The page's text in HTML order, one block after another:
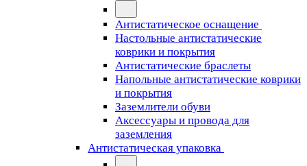
Антистатическое оснащение
Настольные антистатические
коврики и покрытия
Антистатические браслеты
Напольные антистатические коврики
и покрытия
Заземлители обуви
Аксессуары и провода для
заземления
Антистатическая упаковка